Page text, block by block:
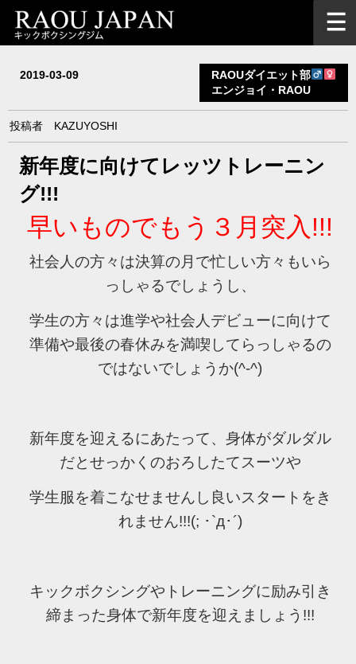
2019-03-09
RAOUダイエット部
エンジョイ・RAOU
投稿者 KAZUYOSHI
新年度に向けてレッツトレーニン
グ!!!
早いものでもう３月突入!!!
社会人の方々は決算の月で忙しい方々もいら
っしゃるでしょうし、
学生の方々は進学や社会人デビューに向けて
準備や最後の春休みを満喫してらっしゃるの
ではないでしょうか(^-^)
新年度を迎えるにあたって、身体がダルダル
だとせっかくのおろしたてスーツや
学生服を着こなせませんし良いスタートをき
れません!!!(; ･`д･´)
キックボクシングやトレーニングに励み引き
締まった身体で新年度を迎えましょう!!!